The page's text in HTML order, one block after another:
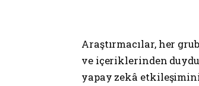
Araştırmacılar, her
ve içeriklerinden
yapay zekâ